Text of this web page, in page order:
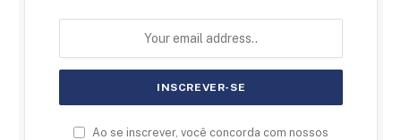
Ao se inscrever, você concorda com nossos